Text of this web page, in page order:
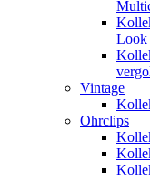
Look
Vintage
Ohrclips